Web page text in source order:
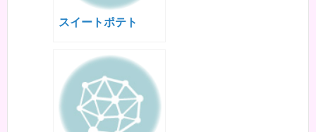
スイートポテト